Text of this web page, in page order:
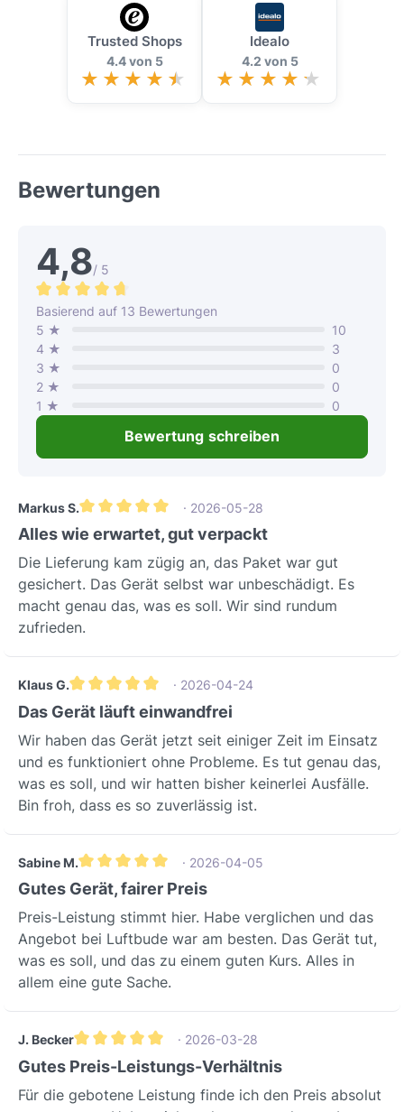
Trusted Shops
4.4 von 5
Idealo
4.2 von 5
Bewertungen
4,8/ 5
Durchschnittliche Bewertung von 4.7 von 5 Sternen
Basierend auf 13 Bewertungen
5 ★
10
4 ★
3
3 ★
0
2 ★
0
1 ★
0
Bewertung schreiben
Markus S.
Durchschnittliche Bewertung von 5 von 5 Sternen
· 2026-05-28
Alles wie erwartet, gut verpackt
Die Lieferung kam zügig an, das Paket war gut
gesichert. Das Gerät selbst war unbeschädigt. Es
macht genau das, was es soll. Wir sind rundum
zufrieden.
Klaus G.
Durchschnittliche Bewertung von 5 von 5 Sternen
· 2026-04-24
Das Gerät läuft einwandfrei
Wir haben das Gerät jetzt seit einiger Zeit im Einsatz
und es funktioniert ohne Probleme. Es tut genau das,
was es soll, und wir hatten bisher keinerlei Ausfälle.
Bin froh, dass es so zuverlässig ist.
Sabine M.
Durchschnittliche Bewertung von 5 von 5 Sternen
· 2026-04-05
Gutes Gerät, fairer Preis
Preis-Leistung stimmt hier. Habe verglichen und das
Angebot bei Luftbude war am besten. Das Gerät tut,
was es soll, und das zu einem guten Kurs. Alles in
allem eine gute Sache.
J. Becker
Durchschnittliche Bewertung von 5 von 5 Sternen
· 2026-03-28
Gutes Preis-Leistungs-Verhältnis
Für die gebotene Leistung finde ich den Preis absolut